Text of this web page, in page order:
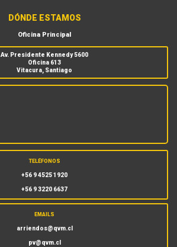
DÓNDE ESTAMOS
Oficina Principal
Av. Presidente Kennedy 5600
Oficina 613
Vitacura, Santiago
TELÉFONOS
+56 9 4525 1920
+56 9 3220 6637
EMAILS
arriendos@qvm.cl
pv@qvm.cl